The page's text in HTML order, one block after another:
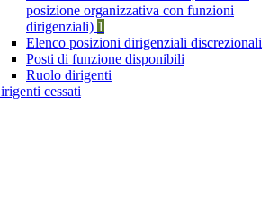
posizione organizzativa con funzioni
dirigenziali) 1
Elenco posizioni dirigenziali discrezionali
Posti di funzione disponibili
Ruolo dirigenti
cessati